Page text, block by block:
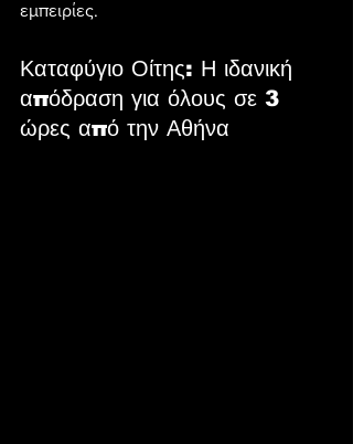
εμπειρίες.
Καταφύγιο Οίτης: Η ιδανική
απόδραση για όλους σε 3
ώρες από την Αθήνα